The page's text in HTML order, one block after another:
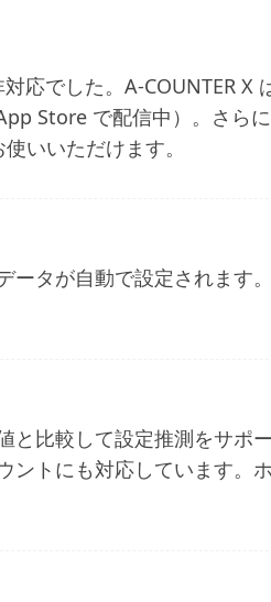
応でした。A-COUNTER X
Store で配信中）。さら
いいただけます。
ータが自動で設定されます
と比較して設定推測をサポ
トにも対応しています。